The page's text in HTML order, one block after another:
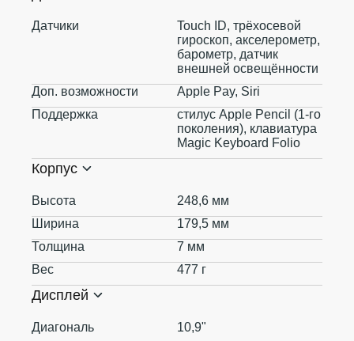
Датчики
Touch ID, трёхосевой
гироскоп, акселерометр,
барометр, датчик
внешней освещённости
Доп. возможности
Apple Pay, Siri
Поддержка
стилус Apple Pencil (1-го
поколения), клавиатура
Magic Keyboard Folio
Корпус
Высота
248,6 мм
Ширина
179,5 мм
Толщина
7 мм
Вес
477 г
Дисплей
Диагональ
10,9"